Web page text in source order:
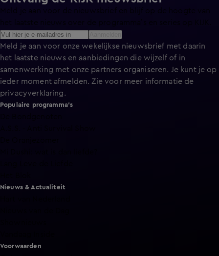
Meld je aan voor de nieuwsbrief en blijf op de hoogte van
Meld je aan voor onze wekelijkse nieuwsbrief met daarin
het laatste nieuws en aanbiedingen die wijzelf of in
samenwerking met onze partners organiseren. Je kunt je op
ieder moment afmelden. Zie voor meer informatie de
privacyverklaring.
Populaire programma's
Nieuws & Actualiteit
Voorwaarden